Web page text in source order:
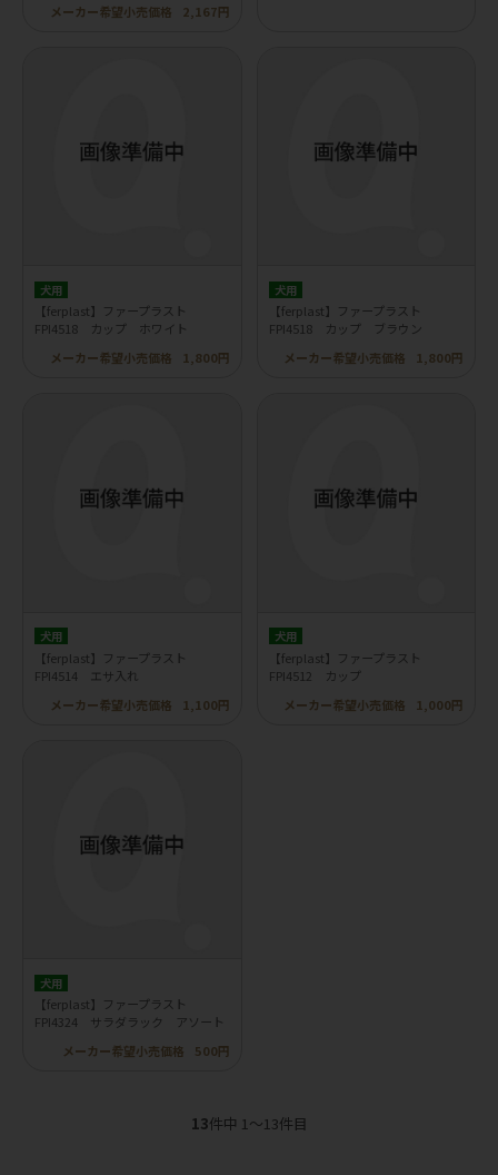
メーカー希望小売価格
2,167円
犬用
【ferplast】ファープラスト
FPI4518 カップ ホワイト
メーカー希望小売価格
1,800円
犬用
【ferplast】ファープラスト
FPI4518 カップ ブラウン
メーカー希望小売価格
1,800円
犬用
【ferplast】ファープラスト
FPI4514 エサ入れ
メーカー希望小売価格
1,100円
犬用
【ferplast】ファープラスト
FPI4512 カップ
メーカー希望小売価格
1,000円
犬用
【ferplast】ファープラスト
FPI4324 サラダラック アソート
メーカー希望小売価格
500円
13件中 1〜13件目